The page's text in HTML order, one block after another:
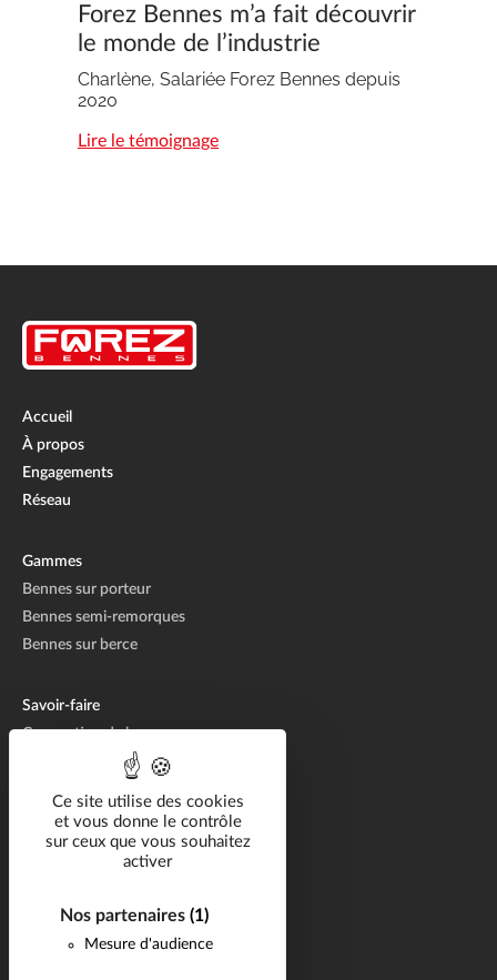
Ce site utilise des cookies
et vous donne le contrôle
sur ceux que vous souhaitez
activer
Nos partenaires (1)
Mesure d'audience
Forez Bennes m’a fait découvrir
le monde de l’industrie
Charlène, Salariée Forez Bennes depuis
2020
Lire le témoignage
Accueil
À propos
Engagements
Réseau
Gammes
Bennes sur porteur
Bennes semi-remorques
Bennes sur berce
Savoir-faire
Conception de bennes
Fabrication de bennes
Solutions métier
Carrière